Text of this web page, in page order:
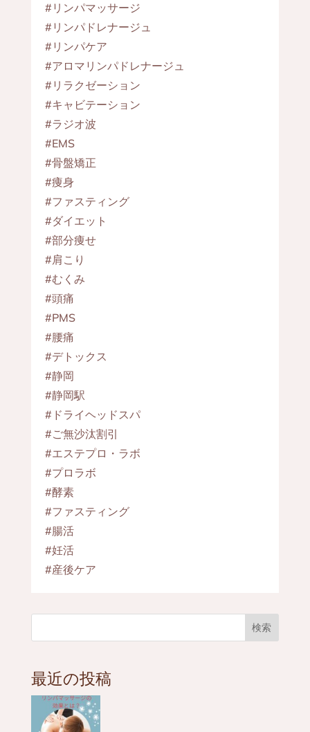
#リンパマッサージ
#リンパドレナージュ
#リンパケア
#アロマリンパドレナージュ
#リラクゼーション
#キャビテーション
#ラジオ波
#EMS
#骨盤矯正
#痩身
#ファスティング
#ダイエット
#部分痩せ
#肩こり
#むくみ
#頭痛
#PMS
#腰痛
#デトックス
#静岡
#静岡駅
#ドライヘッドスパ
#ご無沙汰割引
#エステプロ・ラボ
#プロラボ
#酵素
#ファスティング
#腸活
#妊活
#産後ケア
検索
最近の投稿